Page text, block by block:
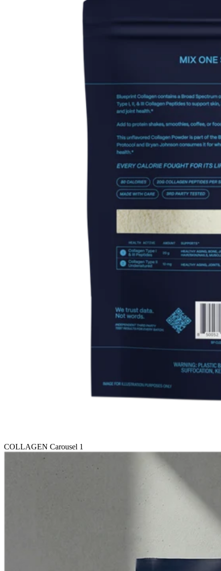
COLLAGEN Carousel 1